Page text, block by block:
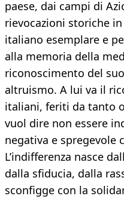
paese, dai campi di
rievocazioni storiche
italiano esemplare e
alla memoria della
riconoscimento del
altruismo. A lui va il
italiani, feriti da tanto
vuol dire non essere
negativa e spregevole
L’indifferenza nasce
dalla sfiducia, dalla
sconfigge con la